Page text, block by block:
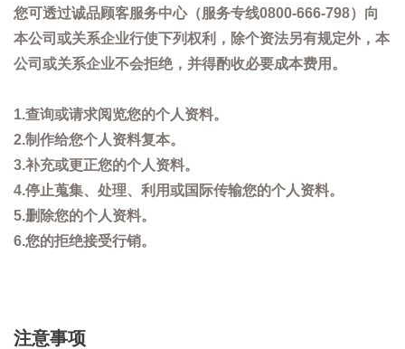
您可透过诚品顾客服务中心（服务专线0800-666-798）向
本公司或关系企业行使下列权利，除个资法另有规定外，本
公司或关系企业不会拒绝，并得酌收必要成本费用。
1.查询或请求阅览您的个人资料。
2.制作给您个人资料复本。
3.补充或更正您的个人资料。
4.停止蒐集、处理、利用或国际传输您的个人资料。
5.删除您的个人资料。
6.您的拒绝接受行销。
注意事项